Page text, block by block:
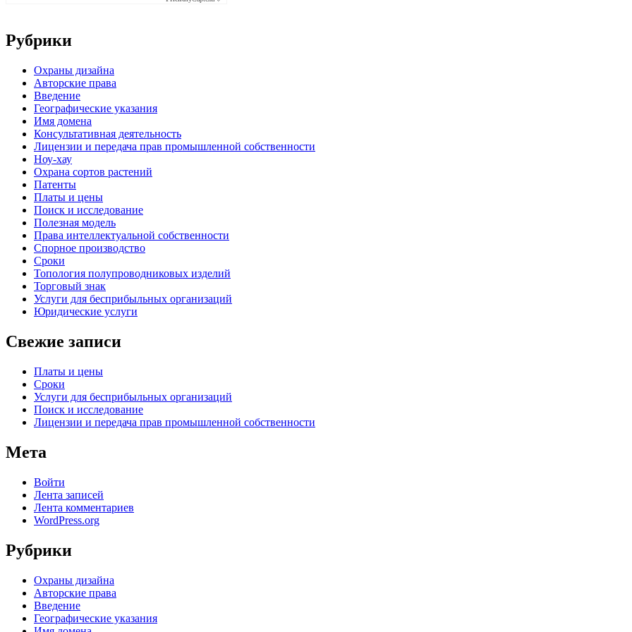
Рубрики
Oхраны дизайна
Авторские права
Введение
Географические указания
Имя домена
Консультативная деятельность
Лицензии и передача прав промышленной собственности
Ноу-хау
Охрана сортов растений
Патенты
Платы и цены
Поиск и исследование
Полезная модель
Права интеллектуальной собственности
Спорное производство
Сроки
Топология полупроводниковых изделий
Торговый знак
Услуги для беcприбыльных организаций
Юридические услуги
Свежие записи
Платы и цены
Сроки
Услуги для беcприбыльных организаций
Поиск и исследование
Лицензии и передача прав промышленной собственности
Мета
Войти
Лента записей
Лента комментариев
WordPress.org
Рубрики
Oхраны дизайна
Авторские права
Введение
Географические указания